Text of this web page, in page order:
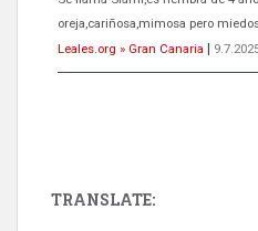
oreja,cariñosa,mimosa pero
Leales.org » Gran Canaria
TRANSLATE: